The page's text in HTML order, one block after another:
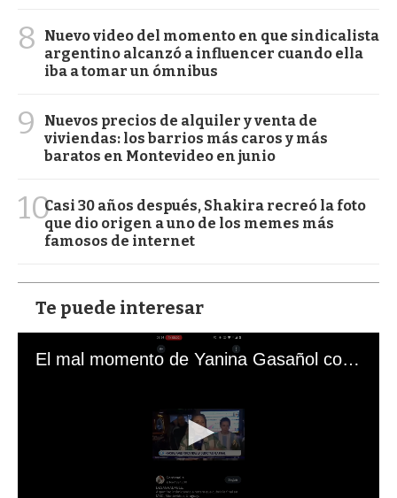
8
Nuevo video del momento en que sindicalista
argentino alcanzó a influencer cuando ella
iba a tomar un ómnibus
9
Nuevos precios de alquiler y venta de
viviendas: los barrios más caros y más
baratos en Montevideo en junio
10Casi 30 años después, Shakira recreó la foto
que dio origen a uno de los memes más
famosos de internet
Te puede interesar
El mal momento de Yanina Gasañol con un hincha argentino en "Subrayado"